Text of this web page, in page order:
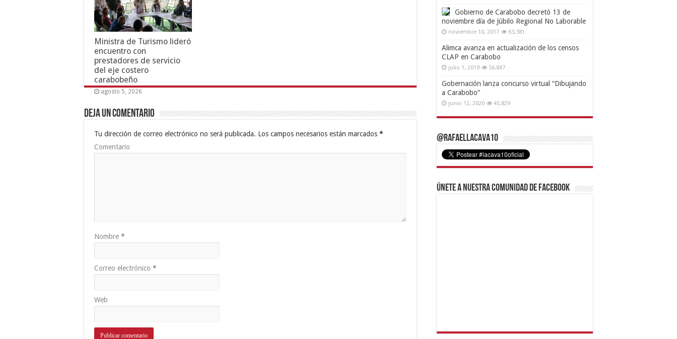
Ministra de Turismo lideró
encuentro con
prestadores de servicio
del eje costero
carabobeño
agosto 5, 2026
Deja un comentario
Tu dirección de correo electrónico no será publicada. Los campos necesarios están marcados *
Comentario
Nombre *
Correo electrónico *
Web
Gobierno de Carabobo decretó 13 de
noviembre día de Júbilo Regional No Laborable
noviembre 10, 2017 63,381
Alimca avanza en actualización de los censos
CLAP en Carabobo
julio 1, 2019 56,847
Gobernación lanza concurso virtual “Dibujando
a Carabobo”
junio 12, 2020 45,829
@RafaelLacava10
Únete a nuestra comunidad de Facebook